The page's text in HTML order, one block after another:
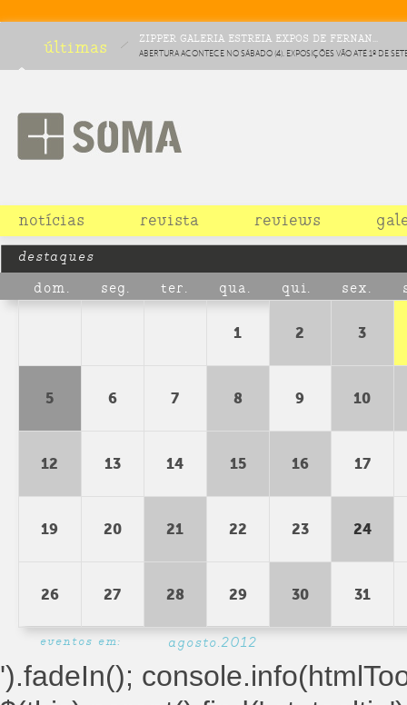
últimas ZIPPER GALERIA ESTREIA EXPOS DE FERNAN...
ABERTURA ACONTECE NO SÁBADO (4). EXPOSIÇÕES VÃO ATÉ 1º DE
EM SP
notícias revista reviews
destaques
dom. seg. ter. qua. qui. sex.
1 2 3
5 6 7 8 9 10
12 13 14 15 16 17
19 20 21 22 23 24
26 27 28 29 30 31
eventos em: agosto.2012
').fadeIn();